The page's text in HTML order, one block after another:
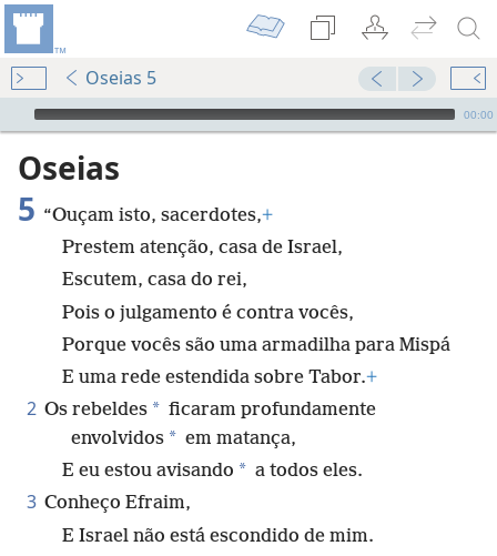
Oseias 5
Audio Player
00:00
Oseias
5 “Ouçam isto, sacerdotes,+
Prestem atenção, casa de Israel,
Escutem, casa do rei,
Pois o julgamento é contra vocês,
Porque vocês são uma armadilha para Mispá
E uma rede estendida sobre Tabor.+
2 Os rebeldes * ficaram profundamente
envolvidos * em matança,
E eu estou avisando * a todos eles.
3 Conheço Efraim,
E Israel não está escondido de mim.